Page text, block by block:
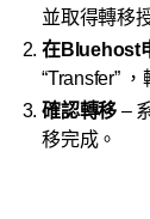
並取得轉移
在Bluehost
“Transfer”
確認轉移 –
移完成。